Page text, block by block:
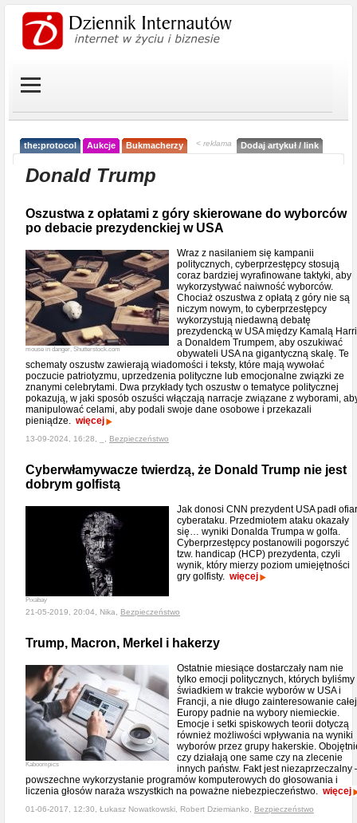
the:protocol Aukcje Bukmacherzy < reklama Dodaj artykuł / link
Donald Trump
Oszustwa z opłatami z góry skierowane do wyborców
po debacie prezydenckiej w USA
mouse in danger, Shutterstock.com
Wraz z nasilaniem się kampanii
politycznych, cyberprzestępcy stosują
coraz bardziej wyrafinowane taktyki, aby
wykorzystywać naiwność wyborców.
Chociaż oszustwa z opłatą z góry nie są
niczym nowym, to cyberprzestępcy
wykorzystują niedawną debatę
prezydencką w USA między Kamalą
a Donaldem Trumpem, aby oszukiwać
obywateli USA na gigantyczną skalę. Te
schematy oszustw zawierają wiadomości i teksty, które mają wywołać
poczucie patriotyzmu, uprzedzenia polityczne lub emocjonalne związki ze
znanymi celebrytami. Dwa przykłady tych oszustw o ​​tematyce politycznej
pokazują, w jaki sposób oszuści włączają narracje związane z wyborami,
manipulować celami, aby podali swoje dane osobowe i przekazali
pieniądze. więcej
13-09-2024, 16:28, _, Bezpieczeństwo
Cyberwłamywacze twierdzą, że Donald Trump nie jest
dobrym golfistą
Pixabay
Jak donosi CNN prezydent USA padł
cyberataku. Przedmiotem ataku okazały
się… wyniki Donalda Trumpa w golfa.
Cyberprzestępcy postanowili pogorszyć
tzw. handicap (HCP) prezydenta, czyli
wynik, który mierzy poziom umiejętności
gry golfisty. więcej
21-05-2019, 20:04, Nika, Bezpieczeństwo
Trump, Macron, Merkel i hakerzy
Kaboompics
Ostatnie miesiące dostarczały nam nie
tylko emocji politycznych, których byliśmy
świadkiem w trakcie wyborów w USA i
Francji, a nie długo zainteresowanie całej
Europy padnie na wybory niemieckie.
Emocje i setki spiskowych teorii dotyczą
również możliwości wpływania na wyniki
wyborów przez grupy hakerskie.
czy działają one same czy na zlecenie
innych państw. Fakt jest niezaprzeczalny
powszechne wykorzystanie programów komputerowych do głosowania i
liczenia głosów naraża wszystkich na poważne niebezpieczeństwo. więcej
01-06-2017, 12:30, Łukasz Nowatkowski, Robert Dziemianko, Bezpieczeństwo